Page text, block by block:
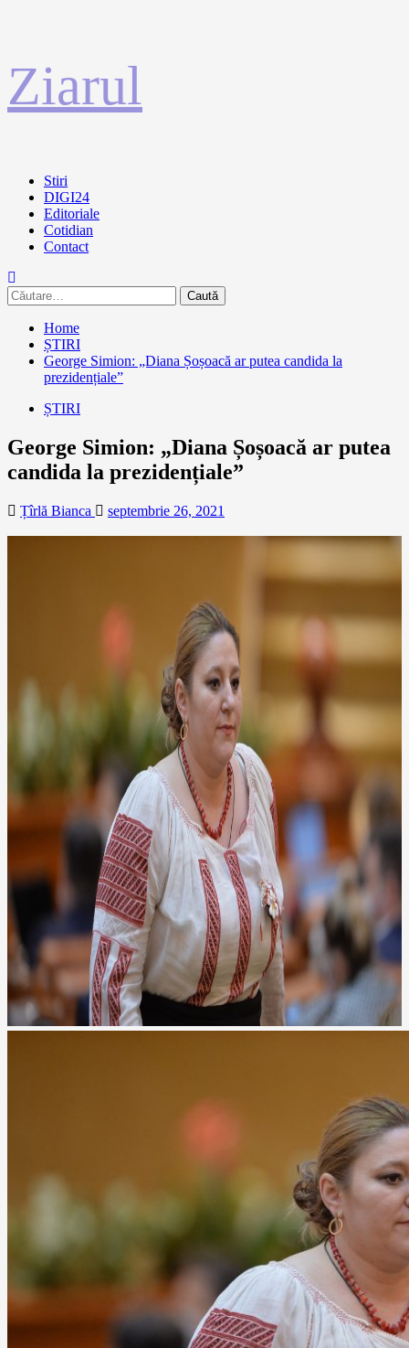
la
conținut
Ziarul
Primary
Menu
Stiri
DIGI24
Editoriale
Cotidian
Contact
Caută
după:
Home
ȘTIRI
George Simion: „Diana Șoșoacă ar putea candida la
prezidențiale”
ȘTIRI
George Simion: „Diana Șoșoacă ar putea
candida la prezidențiale”
Țîrlă Bianca septembrie 26, 2021